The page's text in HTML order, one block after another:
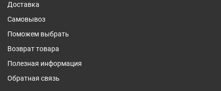
Доставка
Самовывоз
Поможем выбрать
Возврат товара
Полезная информация
Обратная связь